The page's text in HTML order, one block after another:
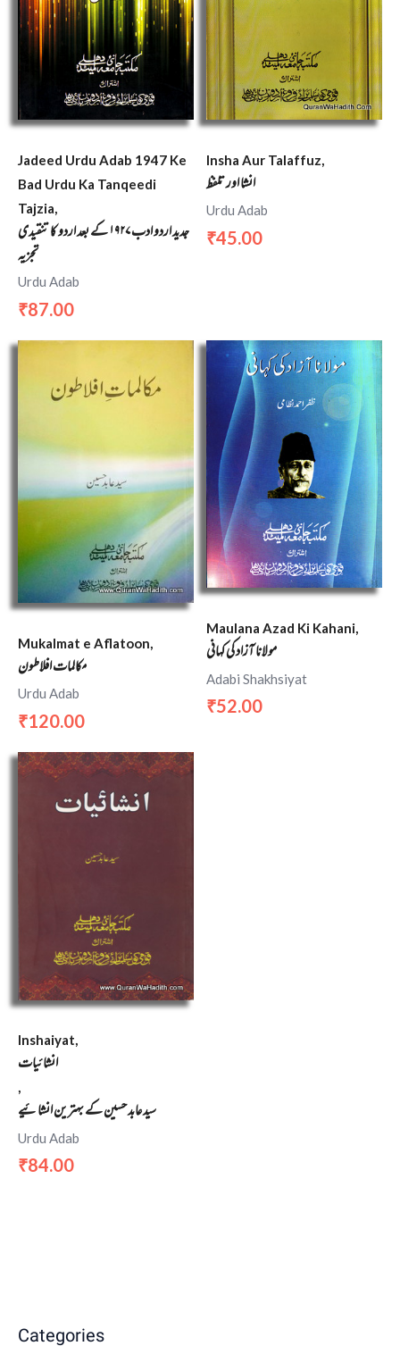
Categories
Jadeed Urdu Adab 1947 Ke
Bad Urdu Ka Tanqeedi
Tajzia,
جدید اردو ادب ۱۹۲۷ کے بعد اردو کا تنقیدی
تجزیہ
Urdu Adab
₹87.00
Insha Aur Talaffuz,
انشا اور تلفظ
Urdu Adab
₹45.00
Mukalmat e Aflatoon,
مکالمات افلاطون
Urdu Adab
₹120.00
Maulana Azad Ki Kahani,
مولانا آزاد کی کہانی
Adabi Shakhsiyat
₹52.00
Inshaiyat,
انشائیات
,
سید عابد حسین کے بہترین انشائیے
Urdu Adab
₹84.00